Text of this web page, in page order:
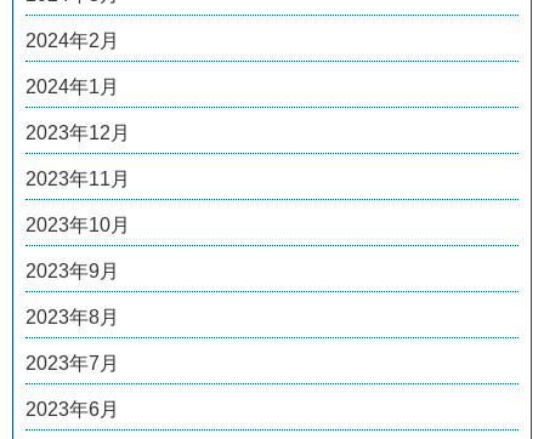
2024年2月
2024年1月
2023年12月
2023年11月
2023年10月
2023年9月
2023年8月
2023年7月
2023年6月